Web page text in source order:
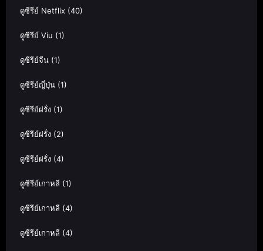
ดูซีรีย์ Netflix (40)
ดูซีรีย์ Viu (1)
ดูซีรีย์จีน (1)
ดูซีรีย์ญี่ปุ่น (1)
ดูซีรีย์ฝรั่ง (1)
ดูซีรีย์ฝรั่ง (2)
ดูซีรีย์ฝรั่ง (4)
ดูซีรีย์เกาหลี (1)
ดูซีรีย์เกาหลี (4)
ดูซีรีย์เกาหลี (4)